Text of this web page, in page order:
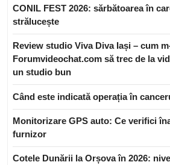
CONIL FEST 2026: sărbătoarea în
strălucește
Review studio Viva Diva Iași – cum
Forumvideochat.com să trec de la
un studio bun
Când este indicată operația în
Monitorizare GPS auto: Ce verifici
furnizor
Cotele Dunării la Orșova în 2026: